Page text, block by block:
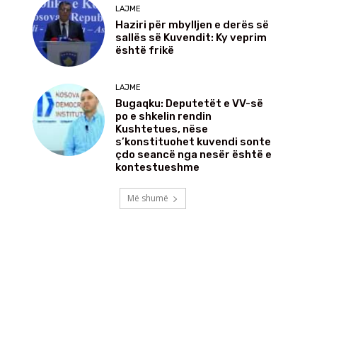
LAJME
Haziri për mbylljen e derës së
sallës së Kuvendit: Ky veprim
është frikë
LAJME
Bugaqku: Deputetët e VV-së
po e shkelin rendin
Kushtetues, nëse
s’konstituohet kuvendi sonte
çdo seancë nga nesër është e
kontestueshme
Më shumë